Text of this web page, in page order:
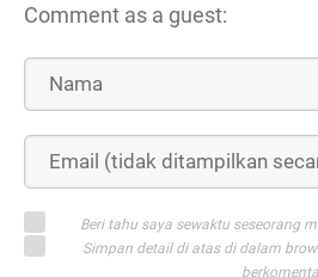
Comment as a guest:
Beri tahu saya sewaktu seseorang
Simpan detail di atas di dalam